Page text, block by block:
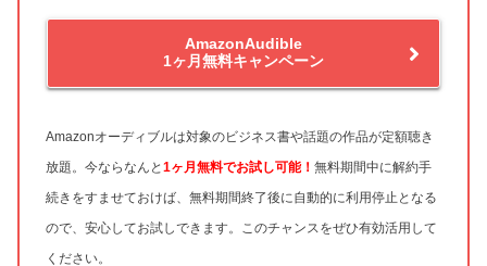
AmazonAudible
1ヶ月無料キャンペーン
Amazonオーディブルは対象のビジネス書や話題の作品が定額聴き
放題。今ならなんと 1ヶ月無料でお試し可能！ 無料期間中に解約手
続きをすませておけば、無料期間終了後に自動的に利用停止となる
ので、安心してお試しできます。このチャンスをぜひ有効活用して
ください。